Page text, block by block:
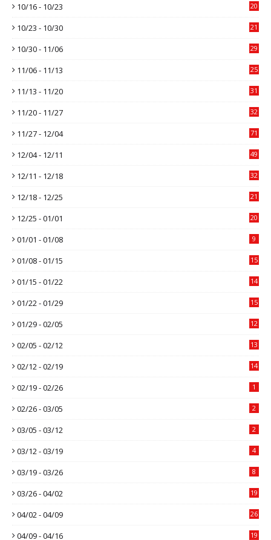
10/16 - 10/23 20
10/23 - 10/30 21
10/30 - 11/06 29
11/06 - 11/13 25
11/13 - 11/20 31
11/20 - 11/27 32
11/27 - 12/04 71
12/04 - 12/11 49
12/11 - 12/18 32
12/18 - 12/25 21
12/25 - 01/01 20
01/01 - 01/08 9
01/08 - 01/15 15
01/15 - 01/22 14
01/22 - 01/29 15
01/29 - 02/05 12
02/05 - 02/12 13
02/12 - 02/19 14
02/19 - 02/26 1
02/26 - 03/05 2
03/05 - 03/12 2
03/12 - 03/19 4
03/19 - 03/26 8
03/26 - 04/02 19
04/02 - 04/09 26
04/09 - 04/16 19